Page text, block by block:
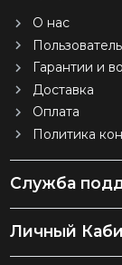
О нас
Гарантии и
Доставка
Оплата
Политика
Служба
Личный